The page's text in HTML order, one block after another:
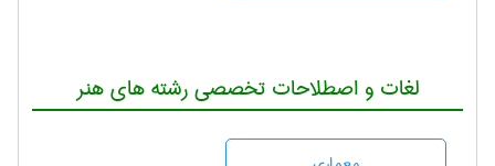
لغات و اصطلاحات تخصصی رشته های هنر